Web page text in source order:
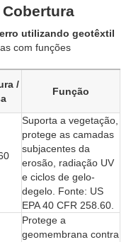
utilizando geotêxtil
com funções
/
Função
Suporta a vegetação,
protege as camadas
subjacentes da
erosão, radiação UV
e ciclos de gelo-
degelo. Fonte: US
EPA 40 CFR 258.60.
Protege a
geomembrana contra